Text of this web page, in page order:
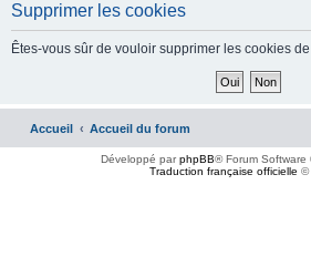
Supprimer les cookies
Êtes-vous sûr de vouloir supprimer les cookies
Accueil Accueil du forum
Développé parphpBB® Forum Software
Traduction française officielle ©